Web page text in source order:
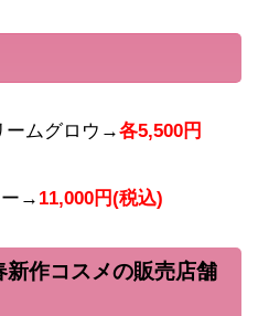
ームグロウ→各5,500円
ー→ 11,000円(税込)
作コスメの販売店舗